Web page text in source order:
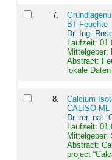
7.
BT-Feuchte
Dr.-Ing.
Laufzeit:
Mittelgeber:
Abstract:
lokale Daten
8.
Calcium
CALISO-ML
Dr. rer. nat.
Laufzeit:
Mittelgeber:
Abstract:
project